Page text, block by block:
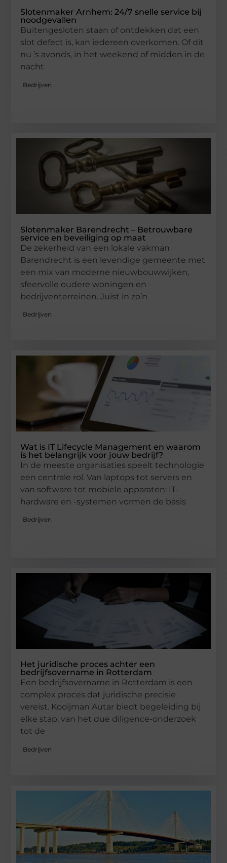
Slotenmaker Arnhem: 24/7 snelle service bij
noodgevallen
Buitengesloten staan of ontdekken dat een
slot defect is, kan iedereen overkomen. Of dit
nu ’s avonds, in het weekend of midden in de
nacht
Bedrijven
Slotenmaker Barendrecht – Betrouwbare
service en beveiliging op maat
De zekerheid van een lokale vakman
Barendrecht is een levendige gemeente met
een mix van moderne nieuwbouwwijken,
sfeervolle oudere woningen en
bedrijventerreinen. Juist in zo’n
Bedrijven
Wat is IT Lifecycle Management en waarom
is het belangrijk voor jouw bedrijf?
In de meeste organisaties speelt technologie
een centrale rol. Van laptops tot servers en
van software tot mobiele apparaten: IT-
hardware en -systemen vormen de basis
Bedrijven
Het juridische proces achter een
bedrijfsovername in Rotterdam
Een bedrijfsovername in Rotterdam is een
complex proces dat juridische precisie
vereist. Kooijman Autar biedt begeleiding bij
elke stap, van het due diligence-onderzoek
tot de
Bedrijven